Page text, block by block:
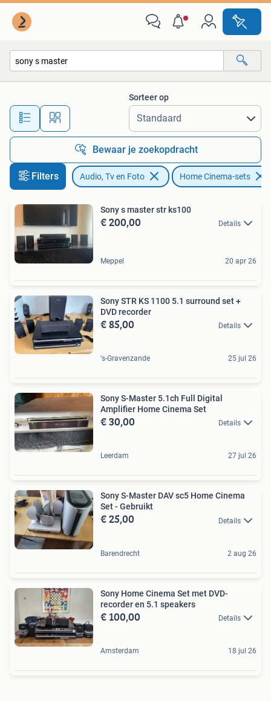
Alle afstanden…
Sorteer op
Bewaar je zoekopdracht
Filters Audio, Tv en Foto Home Cinema-sets
Sony s master str ks100
€ 200,00 Details
Meppel 20 apr 26
Sony STR KS 1100 5.1 surround set +
DVD recorder
€ 85,00 Details
's-Gravenzande 25 jul 26
Sony S-Master 5.1ch Full Digital
Amplifier Home Cinema Set
€ 30,00 Details
Leerdam 27 jul 26
Sony S-Master DAV sc5 Home Cinema
Set - Gebruikt
€ 25,00 Details
Barendrecht 2 aug 26
Sony Home Cinema Set met DVD-
recorder en 5.1 speakers
€ 100,00 Details
Amsterdam 18 jul 26